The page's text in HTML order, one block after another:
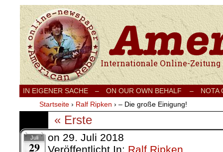
Internationale Onlinezeitung für Frieden,
IN EIGENER SACHE – ON OUR OWN BEHALF –
NOTA
Startseite › Ralf Ripken › – Die große Einigung!
« Erste
Juli
29
on 29. Juli 2018
Veröffentlicht In: Ralf Ripken